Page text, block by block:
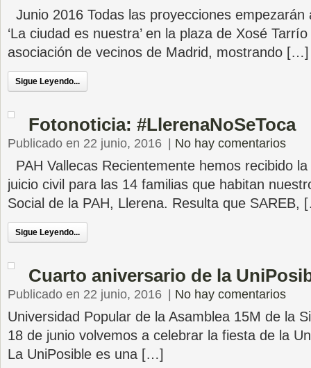
Junio 2016 Todas las proyecciones
‘La ciudad es nuestra’ en la plaza de Xosé
asociación de vecinos de Madrid, mostrando […]
Sigue Leyendo...
Fotonoticia: #LlerenaNoSeToca
Publicado en 22 junio, 2016 No hay comentarios
PAH Vallecas Recientemente hemos recibido
juicio civil para las 14 familias que habitan
Social de la PAH, Llerena. Resulta que SAREB,
Sigue Leyendo...
Cuarto aniversario de la
Publicado en 22 junio, 2016 No hay comentarios
Universidad Popular de la Asamblea 15M de la
18 de junio volvemos a celebrar la fiesta de la
La UniPosible es una […]